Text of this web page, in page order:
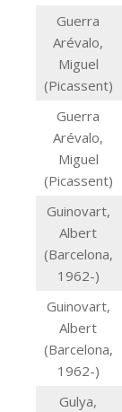
Guerra
Arévalo,
Miguel
(Picassent)
Guerra
Arévalo,
Miguel
(Picassent)
Guinovart,
Albert
(Barcelona,
1962-)
Guinovart,
Albert
(Barcelona,
1962-)
Gulya,